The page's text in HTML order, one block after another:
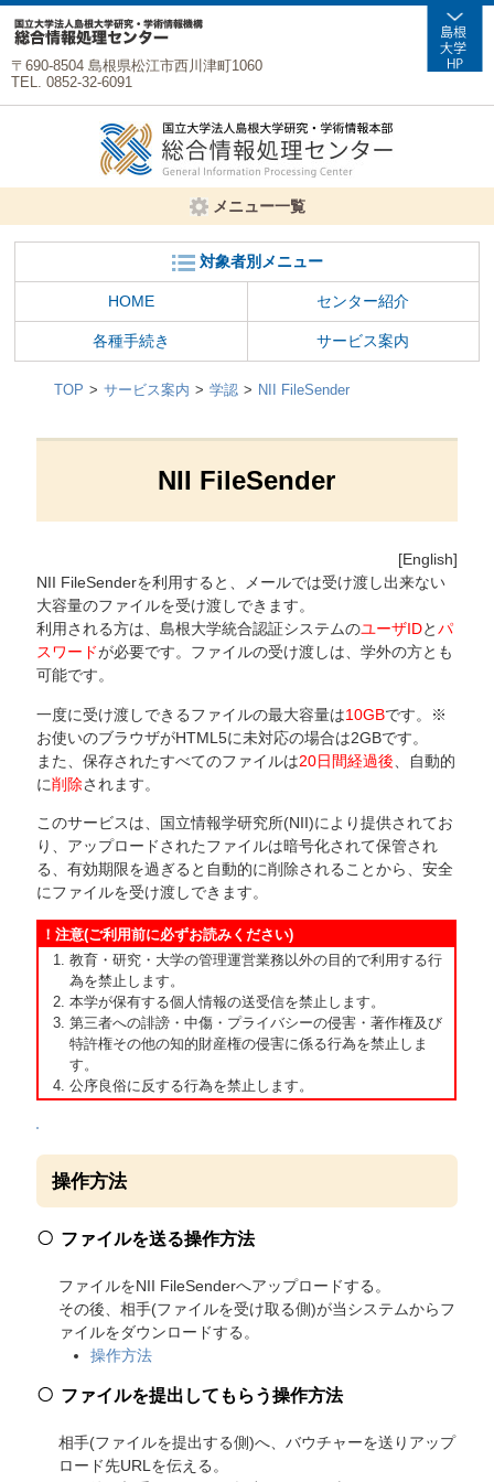
〒690-8504 島根県松江市西川津町1060
TEL. 0852-32-6091
メニュー一覧
対象者別メニュー
HOME センター紹介
各種手続き サービス案内
TOP サービス案内 学認 NII FileSender
NII FileSender
[English]
NII FileSenderを利用すると、メールでは受け渡し出来ない
大容量のファイルを受け渡しできます。
利用される方は、島根大学統合認証システムのユーザIDとパ
スワードが必要です。ファイルの受け渡しは、学外の方とも
可能です。
一度に受け渡しできるファイルの最大容量は10GBです。※
お使いのブラウザがHTML5に未対応の場合は2GBです。
また、保存されたすべてのファイルは20日間経過後 、自動的
に削除されます。
このサービスは、国立情報学研究所(NII)により提供されてお
り、アップロードされたファイルは暗号化されて保管され
る、有効期限を過ぎると自動的に削除されることから、安全
にファイルを受け渡しできます。
！注意(ご利用前に必ずお読みください)
教育・研究・大学の管理運営業務以外の目的で利用する行
為を禁止します。
本学が保有する個人情報の送受信を禁止します。
第三者への誹謗・中傷・プライバシーの侵害・著作権及び
特許権その他の知的財産権の侵害に係る行為を禁止しま
す。
公序良俗に反する行為を禁止します。
操作方法
ファイルを送る操作方法
ファイルをNII FileSenderへアップロードする。
その後、相手(ファイルを受け取る側)が当システムからフ
ァイルをダウンロードする。
操作方法
ファイルを提出してもらう操作方法
相手(ファイルを提出する側)へ、バウチャーを送りアップ
ロード先URLを伝える。